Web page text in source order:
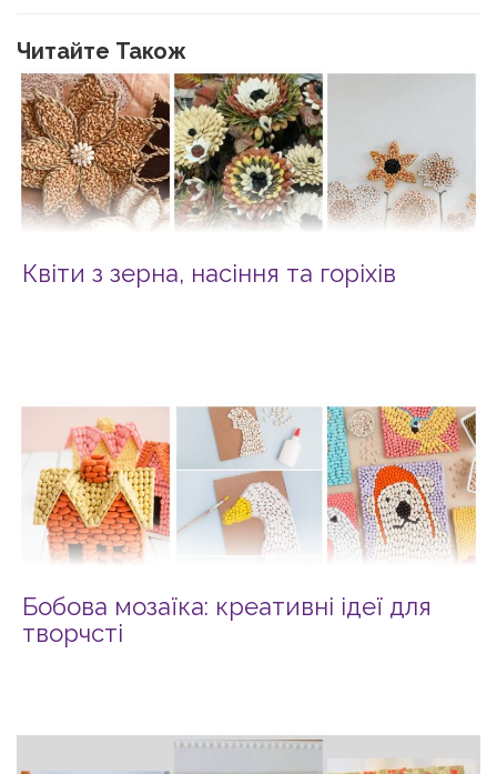
Читайте Також
Квіти з зерна, насіння та горіхів
Бобова мозаїка: креативні ідеї для
творчсті